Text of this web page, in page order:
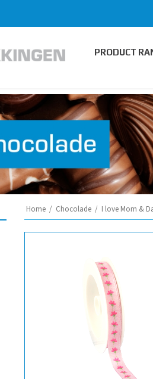
PRODUCT
Home / Chocolade / I love Mom &